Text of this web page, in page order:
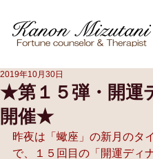
★第１５弾・開運
開催★
2019年10月30日
昨夜は「蠍座」の新月のタ
で、１５回目の「開運ディ